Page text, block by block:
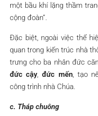
một bầu khí lặng thầm
cộng đoàn”.
Đặc biệt, ngoài việc thể
quan trong kiến trúc nhà
trưng cho ba nhân đức
đức cậy,đức mến, tạo
công trình nhà Chúa.
c. Tháp chuông